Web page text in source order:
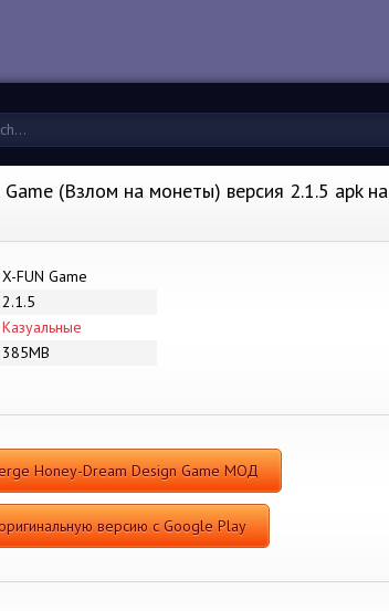
(Взлом на монеты) версия 2.1.5 apk на
X-FUN Game
2.1.5
Казуальные
385MB
Honey-Dream Design Game МОД
версию с Google Play